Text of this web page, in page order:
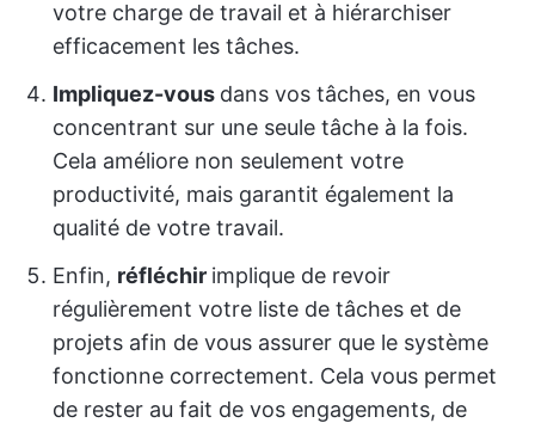
votre charge de travail et à hiérarchiser
efficacement les tâches.
Impliquez-vous dans vos tâches, en vous
concentrant sur une seule tâche à la fois.
Cela améliore non seulement votre
productivité, mais garantit également la
qualité de votre travail.
Enfin, réfléchir implique de revoir
régulièrement votre liste de tâches et de
projets afin de vous assurer que le système
fonctionne correctement. Cela vous permet
de rester au fait de vos engagements, de